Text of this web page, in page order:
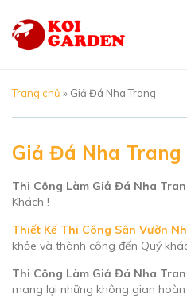
Trang chủ » Giả Đá Nha Trang
Giả Đá Nha Trang
Thi Công Làm Giả Đá Nha
Khách !
Thiết Kế Thi Công Sân Vườn
khỏe và thành công đến Quý
Thi Công Làm Giả Đá Nha
mang lại những không gian